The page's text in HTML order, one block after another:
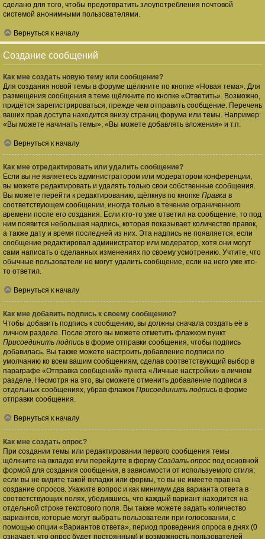
сделано для того, чтобы предотвратить злоупотребления почтовой
системой анонимными пользователями.
Вернуться к началу
Создание сообщений
Как мне создать новую тему или сообщение?
Для создания новой темы в форуме щёлкните по кнопке «Новая тема». Для
размещения сообщения в теме щёлкните по кнопке «Ответить». Возможно,
придётся зарегистрироваться, прежде чем отправить сообщение. Перечень
ваших прав доступа находится внизу страниц форума или темы. Например:
«Вы можете начинать темы», «Вы можете добавлять вложения» и т.п.
Вернуться к началу
Как мне отредактировать или удалить сообщение?
Если вы не являетесь администратором или модератором конференции,
вы можете редактировать и удалять только свои собственные сообщения.
Вы можете перейти к редактированию, щёлкнув по кнопке Правка в
соответствующем сообщении, иногда только в течение ограниченного
времени после его создания. Если кто-то уже ответил на сообщение, то под
ним появится небольшая надпись, которая показывает количество правок,
а также дату и время последней из них. Эта надпись не появляется, если
сообщение редактировал администратор или модератор, хотя они могут
сами написать о сделанных изменениях по своему усмотрению. Учтите, что
обычные пользователи не могут удалить сообщение, если на него уже кто-
то ответил.
Вернуться к началу
Как мне добавить подпись к своему сообщению?
Чтобы добавить подпись к сообщению, вы должны сначала создать её в
личном разделе. После этого вы можете отметить флажком пункт
Присоединить подпись в форме отправки сообщения, чтобы подпись
добавилась. Вы также можете настроить добавление подписи по
умолчанию ко всем вашим сообщениям, сделав соответствующий выбор в
параграфе «Отправка сообщений» пункта «Личные настройки» в личном
разделе. Несмотря на это, вы сможете отменить добавление подписи в
отдельных сообщениях, убрав флажок Присоединить подпись в форме
отправки сообщения.
Вернуться к началу
Как мне создать опрос?
При создании темы или редактировании первого сообщения темы
щёлкните на вкладке или перейдите в форму Создать опрос под основной
формой для создания сообщения, в зависимости от используемого стиля;
если вы не видите такой вкладки или формы, то вы не имеете прав на
создание опросов. Укажите вопрос и как минимум два варианта ответа в
соответствующих полях, убедившись, что каждый вариант находится на
отдельной строке текстового поля. Вы также можете задать количество
вариантов, которые могут выбрать пользователи при голосовании, с
помощью опции «Вариантов ответа», период проведения опроса в днях (0
означает, что опрос будет постоянным) и возможность пользователей